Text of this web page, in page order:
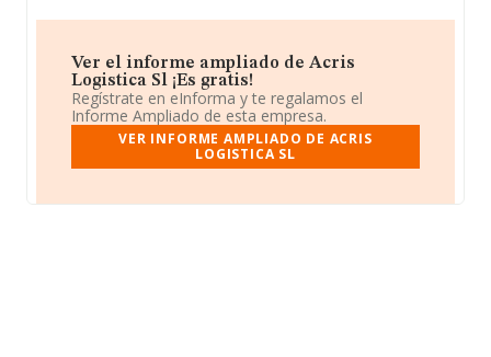
Ver el informe ampliado de Acris
Logistica Sl ¡Es gratis!
Regístrate en eInforma y te regalamos el
Informe Ampliado de esta empresa.
VER INFORME AMPLIADO DE ACRIS
LOGISTICA SL